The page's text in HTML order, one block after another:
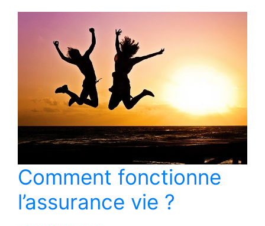
Comment fonctionne
l’assurance vie ?